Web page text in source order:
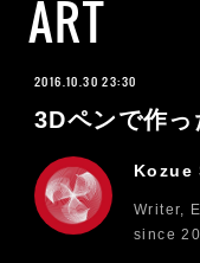
ART
2016.10.30 23:30
3Dペンで作
Kozue
Writer,
since